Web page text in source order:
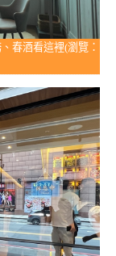
春酒看這裡(瀏覽：